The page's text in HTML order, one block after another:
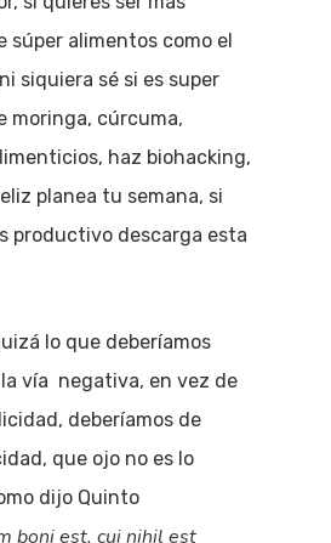
súper alimentos como el
siquiera sé si es super
moringa, cúrcuma,
haz biohacking,
planea tu semana, si
productivo descarga esta
lo que deberíamos
vía negativa, en vez de
deberíamos de
que ojo no es lo
dijo Quinto
boni est, cui nihil est